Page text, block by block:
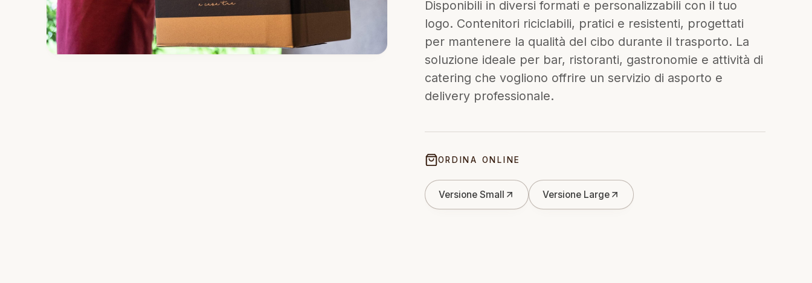
Disponibili in diversi formati e personalizzabili con il tuo
logo. Contenitori riciclabili, pratici e resistenti, progettati
per mantenere la qualità del cibo durante il trasporto. La
soluzione ideale per bar, ristoranti, gastronomie e attività di
catering che vogliono offrire un servizio di asporto e
delivery professionale.
ORDINA ONLINE
Versione Small Versione Large